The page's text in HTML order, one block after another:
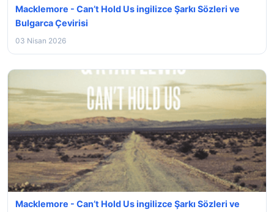
Macklemore - Can’t Hold Us ingilizce Şarkı Sözleri ve
Bulgarca Çevirisi
03 Nisan 2026
Macklemore - Can’t Hold Us ingilizce Şarkı Sözleri ve